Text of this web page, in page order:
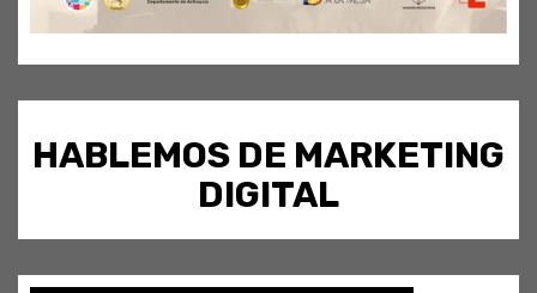
HABLEMOS DE MARKETING
DIGITAL